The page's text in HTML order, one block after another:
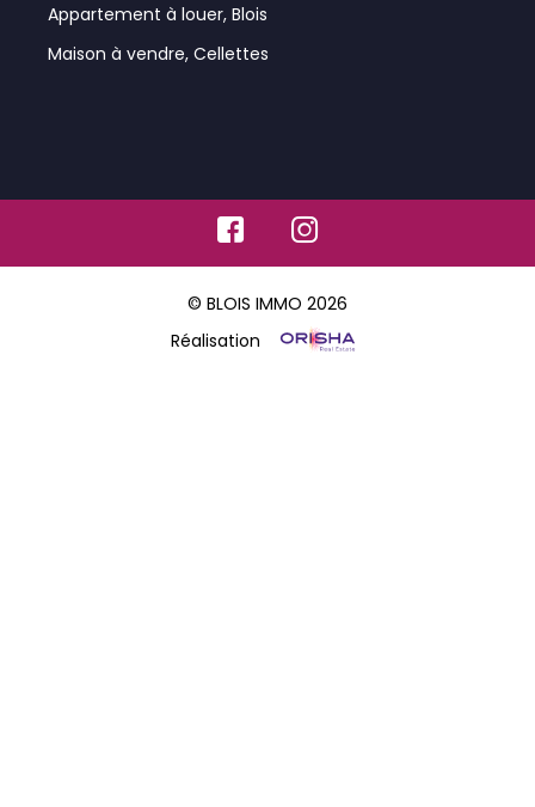
Appartement à louer, Blois
Maison à vendre, Cellettes
© BLOIS IMMO 2026
Réalisation